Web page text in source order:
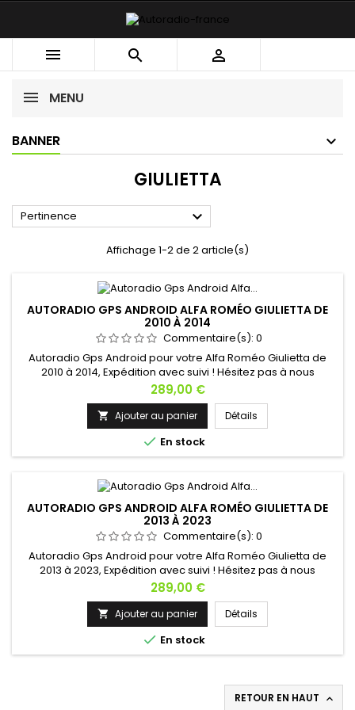
  
MENU
BANNER
GIULIETTA
Pertinence 
Affichage 1-2 de 2 article(s)
AUTORADIO GPS ANDROID ALFA ROMÉO GIULIETTA DE
2010 À 2014
Commentaire(s): 0
Autoradio Gps Android pour votre Alfa Roméo Giulietta de
2010 à 2014, Expédition avec suivi ! Hésitez pas à nous
contacter si vous avez une question !
Prix
289,00 €
 Ajouter au panier Détails
 En stock
AUTORADIO GPS ANDROID ALFA ROMÉO GIULIETTA DE
2013 À 2023
Commentaire(s): 0
Autoradio Gps Android pour votre Alfa Roméo Giulietta de
2013 à 2023, Expédition avec suivi ! Hésitez pas à nous
contacter si vous avez une question !
Prix
289,00 €
 Ajouter au panier Détails
 En stock
RETOUR EN HAUT 